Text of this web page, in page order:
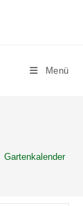
Menü
Gartenkalender